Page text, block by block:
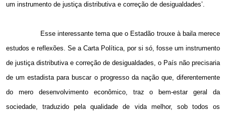
um instrumento de justiça distributiva e correção de desigualdades’.
Esse interessante tema que o Estadão trouxe à baila merece
estudos e reflexões. Se a Carta Política, por si só, fosse um instrumento
de justiça distributiva e correção de desigualdades, o País não precisaria
de um estadista para buscar o progresso da nação que, diferentemente
do mero desenvolvimento econômico, traz o bem-estar geral da
sociedade, traduzido pela qualidade de vida melhor, sob todos os